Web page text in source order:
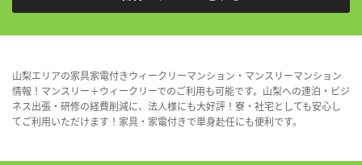
山梨エリアの家具家電付きウィークリーマンション・マンスリーマンション
情報！マンスリー＋ウィークリーでのご利用も可能です。山梨への連泊・ビジ
ネス出張・研修の経費削減に、法人様にも大好評！寮・社宅としても安心し
てご利用いただけます！家具・家電付きで単身赴任にも便利です。